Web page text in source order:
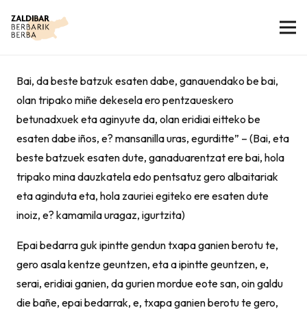
Bai, da beste batzuk esaten dabe, ganauendako be bai,
olan tripako miñe dekesela ero pentzaueskero
betunadxuek eta aginyute da, olan eridiai eitteko be
esaten dabe iños, e? mansanilla uras, egurditte” – (Bai, eta
beste batzuek esaten dute, ganaduarentzat ere bai, hola
tripako mina dauzkatela edo pentsatuz gero albaitariak
eta aginduta eta, hola zauriei egiteko ere esaten dute
inoiz, e? kamamila uragaz, igurtzita)
Epai bedarra guk ipintte gendun txapa ganien berotu te,
gero asala kentze geuntzen, eta a ipintte geuntzen, e,
serai, eridiai ganien, da gurien mordue eote san, oin galdu
die bañe, epai bedarrak, e, txapa ganien berotu te gero,